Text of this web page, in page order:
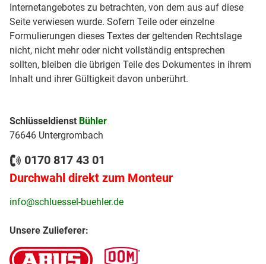
Internetangebotes zu betrachten, von dem aus auf diese
Seite verwiesen wurde. Sofern Teile oder einzelne
Formulierungen dieses Textes der geltenden Rechtslage
nicht, nicht mehr oder nicht vollständig entsprechen
sollten, bleiben die übrigen Teile des Dokumentes in ihrem
Inhalt und ihrer Gültigkeit davon unberührt.
Schlüsseldienst Bühler
76646 Untergrombach
0170 817 43 01
Durchwahl direkt zum Monteur
info@schluessel-buehler.de
Unsere Zulieferer: